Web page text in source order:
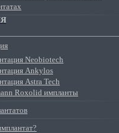
Neobiotech
Ankylos
Astra Tech
Roxolid импланты